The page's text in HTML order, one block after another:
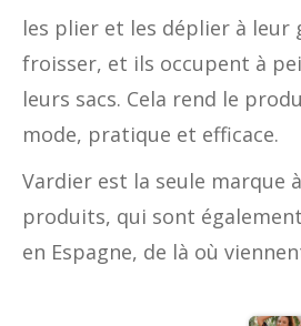
les plier et les déplier à leur
froisser, et ils occupent à
leurs sacs. Cela rend le
mode, pratique et efficace.
Vardier est la seule marque
produits, qui sont
en Espagne, de là où